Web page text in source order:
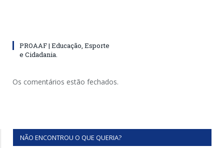
PROAAF | Educação, Esporte
e Cidadania.
Os comentários estão fechados.
NÃO ENCONTROU O QUE QUERIA?